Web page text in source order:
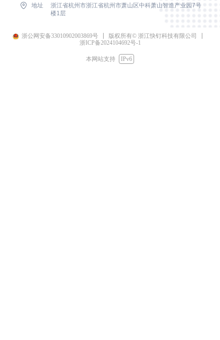
地址
浙江省杭州市浙江省杭州市萧山区中科萧山智造产业园7号
楼1层
浙公网安备33010902003869号
版权所有© 浙江快钉科技有限公司
浙ICP备2024104692号-1
本网站支持 IPv6